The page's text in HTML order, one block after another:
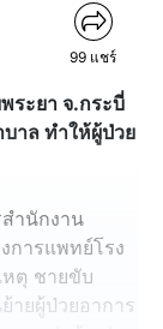
99 แชร์
ระยา จ.กระบี่
าล ทำให้ผู้ป่วย
ำนักงาน
การแพทย์โรง
ตุ ชายขับ
ายผู้ป่วยอาการ